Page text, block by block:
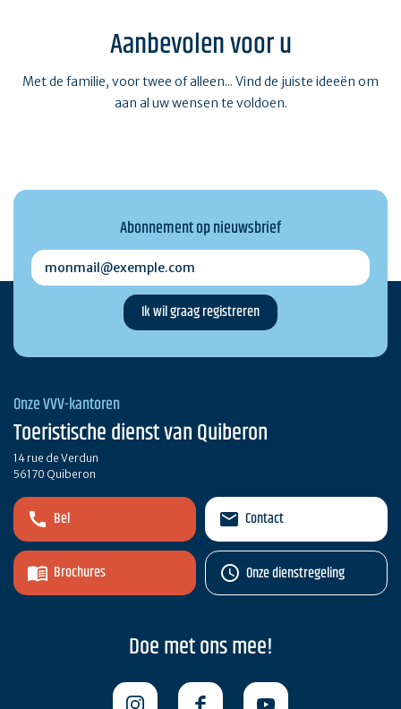
Aanbevolen voor u
Met de familie, voor twee of alleen... Vind de juiste ideeën om
aan al uw wensen te voldoen.
Abonnement op nieuwsbrief
monmail@exemple.com
Onze VVV-kantoren
Toeristische dienst van Quiberon
14 rue de Verdun
56170 Quiberon
Bel
Brochures
Contact
Onze dienstregeling
Doe met ons mee!